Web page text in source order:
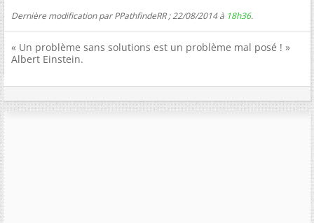
Dernière modification par PPathfindeRR ; 22/08/2014 à 18h36.
« Un problème sans solutions est un problème mal posé ! »
Albert Einstein.